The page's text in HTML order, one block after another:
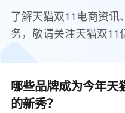
了解天猫双11电商资讯
务，敬请关注天猫双11
哪些品牌成为今年天
的新秀？